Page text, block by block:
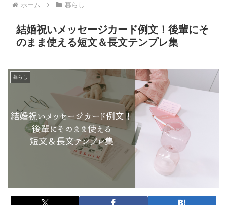
ホーム 暮らし
結婚祝いメッセージカード例文！後輩にそ
のまま使える短文＆長文テンプレ集
暮らし